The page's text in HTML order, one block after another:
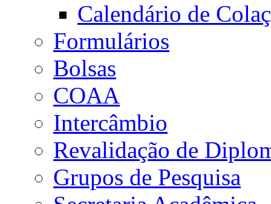
Calendário de
Formulários
Bolsas
COAA
Intercâmbio
Revalidação de
Grupos de Pesquisa